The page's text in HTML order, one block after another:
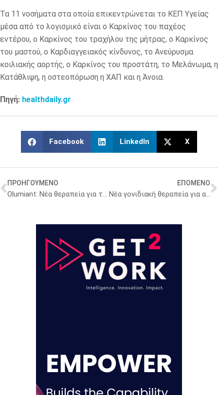
Τα 11 νοσήματα στα οποία επικεντρώνεται το ΚΕΠ Υγείας
μέσα από το λογισμικό είναι ο Καρκίνος του παχέος
εντέρου, ο Καρκίνος του τραχήλου της μήτρας, ο Καρκίνος
του μαστού, ο Καρδιαγγειακός κίνδυνος, το Ανεύρυσμα
κοιλιακής αορτής, ο Καρκίνος του προστάτη, το Μελάνωμα, η
Κατάθλιψη, η οστεοπόρωση η ΧΑΠ και η Άνοια.
Πηγή: healthdaily.gr
Facebook LinkedIn X
ΠΡΟΗΓΟΥΜΕΝΟ ΕΠΟΜΕΝΟ
Νέα γονιδιακή θεραπεία για ασθενείς με πολλαπλό μυέλωμα